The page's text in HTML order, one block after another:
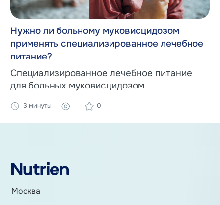
Нужно ли больному муковисцидозом
применять специализированное лечебное
питание?
Специализированное лечебное питание
для больных муковисцидозом
3 минуты 0
Москва